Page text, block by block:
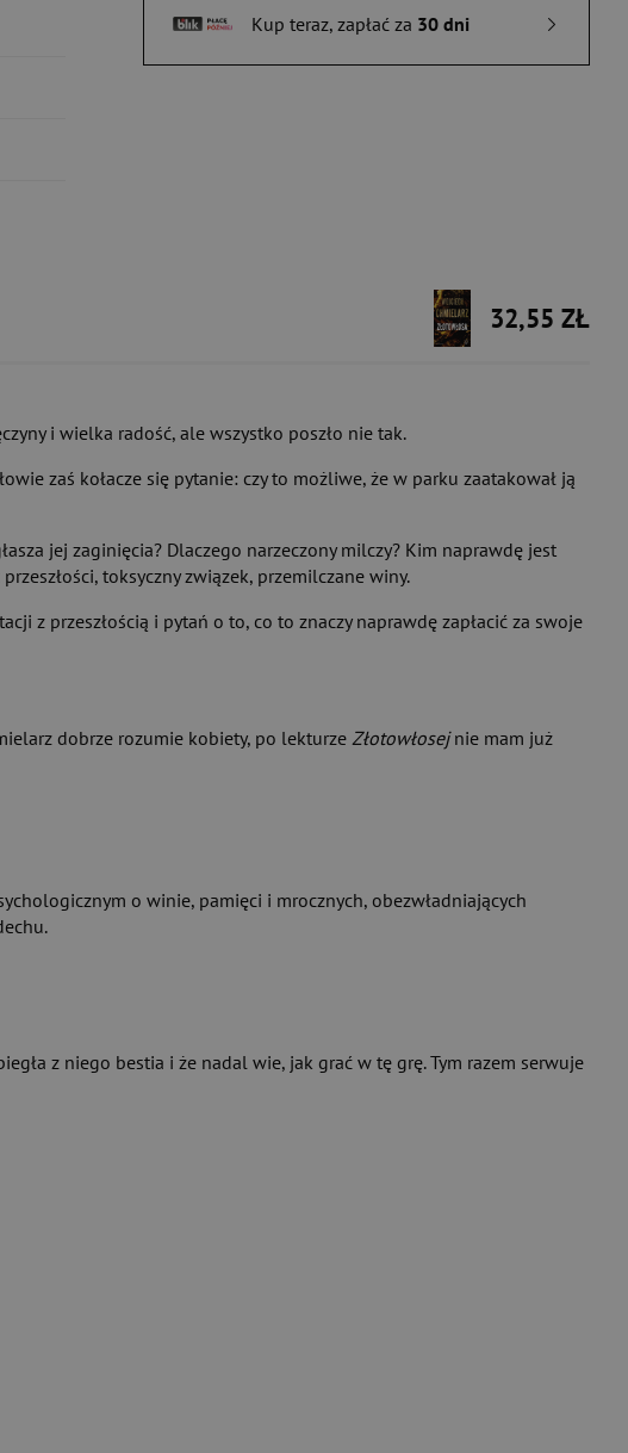
Kup teraz, zapłać za 30 dni
32,55 ZŁ
i wielka radość, ale wszystko poszło nie tak.
zaś kołacze się pytanie: czy to możliwe, że w parku zaatakował ją
jej zaginięcia? Dlaczego narzeczony milczy? Kim naprawdę jest
toksyczny związek, przemilczane winy.
z przeszłością i pytań o to, co to znaczy naprawdę zapłacić za swoje
dobrze rozumie kobiety, po lekturze Złotowłosejnie mam już
o winie, pamięci i mrocznych, obezwładniających
z niego bestia i że nadal wie, jak grać w tę grę. Tym razem serwuje